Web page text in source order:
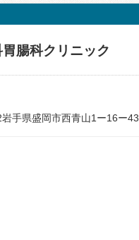
腸科クリニック
手県盛岡市西青山1ー16ー43